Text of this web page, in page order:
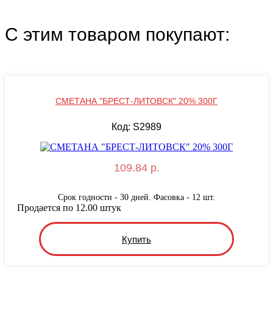
С этим товаром покупают:
СМЕТАНА "БРЕСТ-ЛИТОВСК" 20% 300Г
Код: S2989
109.84 р.
Срок годности - 30 дней. Фасовка - 12 шт.
Купить
Продается по 12.00 штук